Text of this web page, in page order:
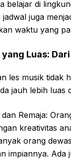
belajar di
jadwal juga
waktu yang
Luas:
les musik tidak
jauh lebih luas
Remaja:
kreativitas
orang
impiannya.